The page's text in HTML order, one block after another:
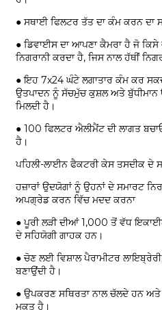
● ਸਥਾਈ ਫਿਲਟਰ ਤੱਤ ਦਾ ਕੰਮ ਕਰਨ
● ਡਿਵਾਈਸ ਦਾ ਆਪਣਾ ਕੈਮਰਾ ਹੈ ਜੋ
ਨਿਗਰਾਨੀ ਕਰਦਾ ਹੈ, ਜਿਸ ਨਾਲ ਹੱਥੀਂ
● ਇਹ 7x24 ਘੰਟੇ ਲਗਾਤਾਰ ਕੰਮ ਕਰ
ਉਤਪਾਦਨ ਨੂੰ ਸੱਚਮੁੱਚ ਕੁਸ਼ਲ ਅਤੇ ਬੁੱਧੀਮਾਨ
ਮਿਲਦੀ ਹੈ।
● 100 ਫਿਲਟਰ ਐਲੀਮੈਂਟ ਦੀ ਲਾਗਤ
ਹੈ।
ਪਹਿਲੀ-ਲਾਈਨ ਫੈਕਟਰੀ ਕੇਸ ਤਸਦੀਕ ਦੇ
ਹਜ਼ਾਰਾਂ ਉਦਯੋਗਾਂ ਨੂੰ ਉਹਨਾਂ ਦੇ ਸਮਾਰਟ
ਅਪਗ੍ਰੇਡ ਕਰਨ ਵਿੱਚ ਮਦਦ ਕਰਨਾ
● ਪੂਰੀ ਲੜੀ ਦੀਆਂ 1,000 ਤੋਂ ਵੱਧ
ਦੇ ਸਹਿਯੋਗੀ ਗਾਹਕ ਹਨ।
● ਚੋਣ ਲਈ ਵਿਸ਼ਾਲ ਪੈਰਾਮੀਟਰ
ਬਣਾਉਂਦੀ ਹੈ।
● ਉਪਕਰਣ ਸਥਿਰਤਾ ਨਾਲ ਚੱਲਦੇ ਹਨ ਅਤੇ
ਮੁਕਤ ਹੈ।